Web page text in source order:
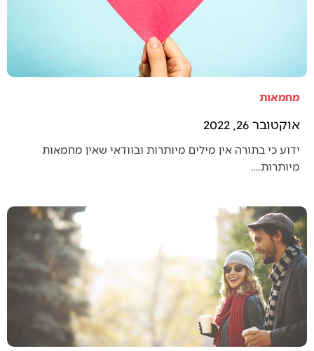
מחמאות
אוקטובר 26, 2022
ידוע כי בתורה אין מילים מיותרות ובוודאי שאין מחמאות
מיותרות.…